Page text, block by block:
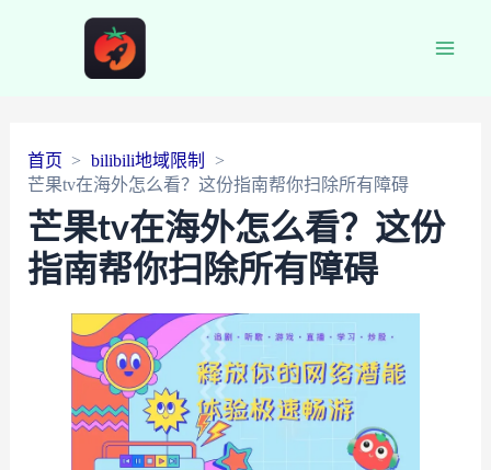
首页
bilibili地域限制
芒果tv在海外怎么看？这份指南帮你扫除所有障碍
芒果tv在海外怎么看？这份
指南帮你扫除所有障碍